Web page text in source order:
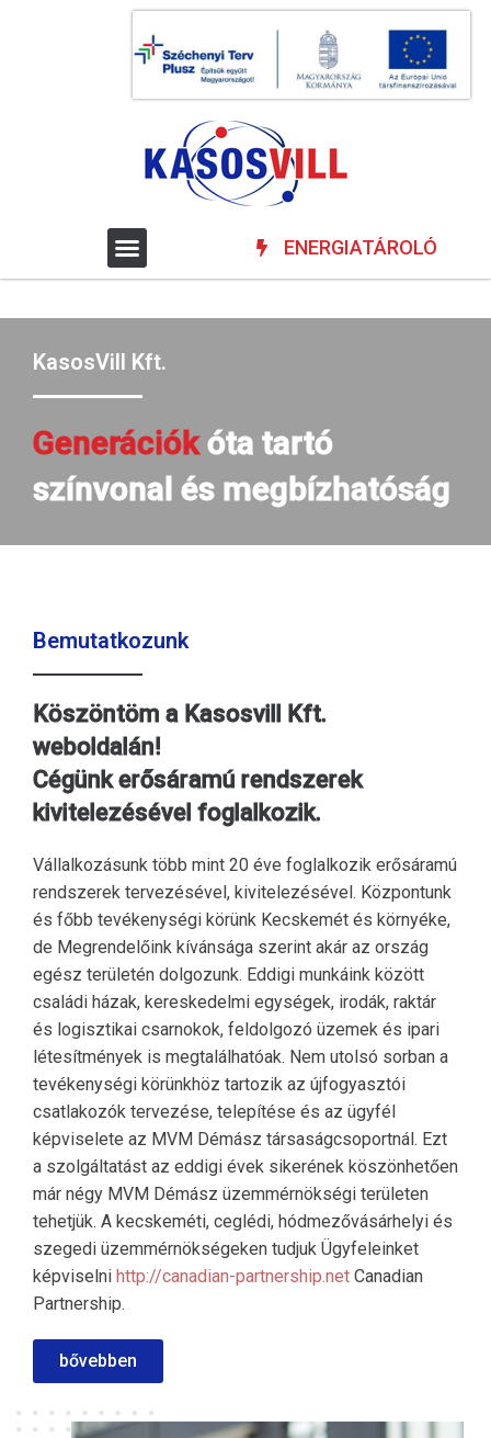
ENERGIATÁROLÓ
KasosVill Kft.
Generációkóta tartó
színvonal és megbízhatóság
Bemutatkozunk
Köszöntöm a Kasosvill Kft.
weboldalán!
Cégünk erősáramú rendszerek
kivitelezésével foglalkozik.
Vállalkozásunk több mint 20 éve foglalkozik erősáramú
rendszerek tervezésével, kivitelezésével. Központunk
és főbb tevékenységi körünk Kecskemét és környéke,
de Megrendelőink kívánsága szerint akár az ország
egész területén dolgozunk. Eddigi munkáink között
családi házak, kereskedelmi egységek, irodák, raktár
és logisztikai csarnokok, feldolgozó üzemek és ipari
létesítmények is megtalálhatóak. Nem utolsó sorban a
tevékenységi körünkhöz tartozik az újfogyasztói
csatlakozók tervezése, telepítése és az ügyfél
képviselete az MVM Démász társaságcsoportnál. Ezt
a szolgáltatást az eddigi évek sikerének köszönhetően
már négy MVM Démász üzemmérnökségi területen
tehetjük. A kecskeméti, ceglédi, hódmezővásárhelyi és
szegedi üzemmérnökségeken tudjuk Ügyfeleinket
képviselni http://canadian-partnership.net Canadian
Partnership.
bővebben